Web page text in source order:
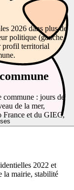
2026 dans plus de
politique (gauche,
profil territorial
: jours de
de la mer,
France et du GIEC,
2022 et
la mairie, stabilité